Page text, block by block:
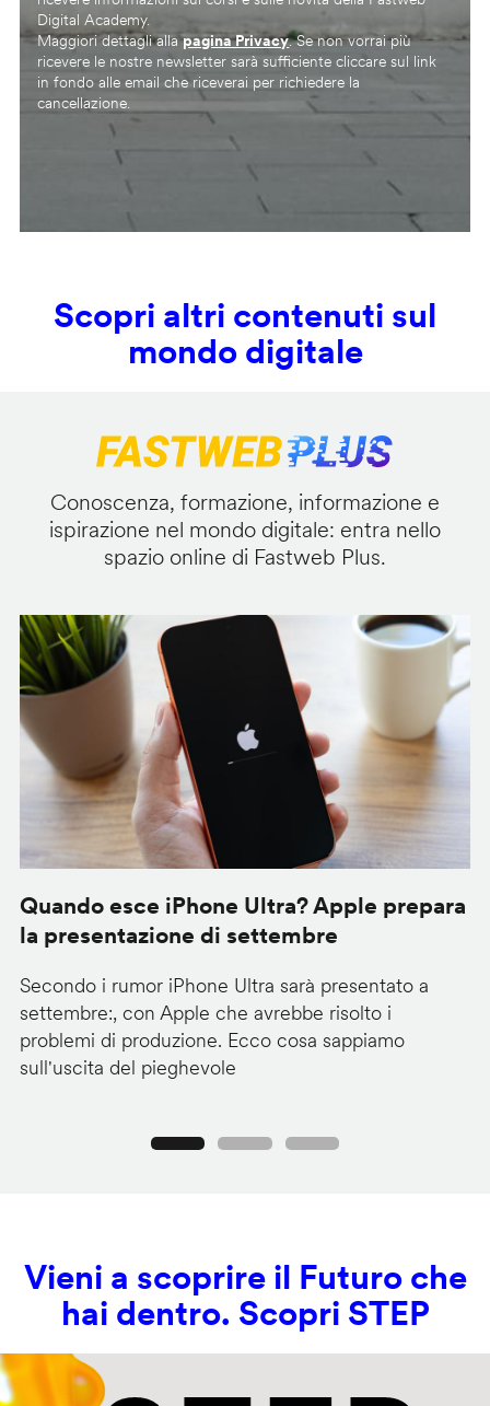
Digital Academy.
Maggiori dettagli allapagina Privacy. Se non vorrai più
ricevere le nostre newsletter sarà sufficiente cliccare sul link
in fondo alle email che riceverai per richiedere la
cancellazione.
Scopri altri contenuti sul
mondo digitale
Conoscenza, formazione, informazione e
ispirazione nel mondo digitale: entra nello
spazio online di Fastweb Plus.
Quando esce iPhone Ultra? Apple prepara
la presentazione di settembre
Secondo i rumor iPhone Ultra sarà presentato a
settembre:, con Apple che avrebbe risolto i
problemi di produzione. Ecco cosa sappiamo
sull'uscita del pieghevole
Vieni a scoprire il Futuro che
hai dentro. Scopri STEP